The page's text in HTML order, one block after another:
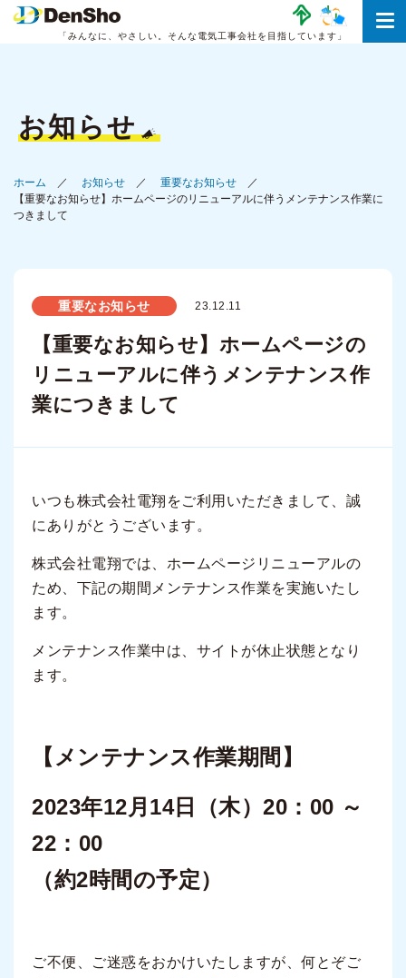
「みんなに、やさしい。 そんな電気工事会社を目指しています」
お知らせ
ホーム お知らせ
重要なお知らせ
【重要なお知らせ】ホームページのリニューアルに伴うメンテナンス作業に
つきまして
重要なお知らせ 23.12.11
【重要なお知らせ】ホームページの
リニューアルに伴うメンテナンス作
業につきまして
いつも株式会社電翔をご利用いただきまして、誠
にありがとうございます。
株式会社電翔では、ホームページリニューアルの
ため、下記の期間メンテナンス作業を実施いたし
ます。
メンテナンス作業中は、サイトが休止状態となり
ます。
【メンテナンス作業期間】
2023年12月14日（木）20：00 ～
22：00
（約2時間の予定）
ご不便、ご迷惑をおかけいたしますが、何とぞご